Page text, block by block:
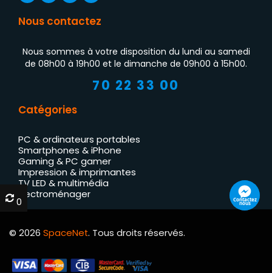
Nous contactez
Nous sommes à votre disposition du lundi au samedi
de 08h00 à 19h00 et le dimanche de 09h00 à 15h00.
70 22 33 00
Catégories
PC & ordinateurs portables
Smartphones & iPhone
Gaming & PC gamer
Impression & imprimantes
TV LED & multimédia
Électroménager
© 2026 SpaceNet. Tous droits réservés.
Contactez
nous
0
0